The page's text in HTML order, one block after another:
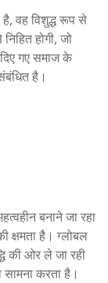
वह विशुद्ध रूप से
होगी, जो
गए समाज के
है।
बनाने जा रहा
क्षमता है। ग्लोबल
की ओर ले जा रही
करता है।